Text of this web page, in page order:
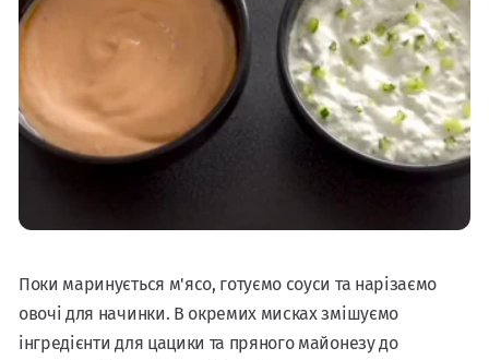
Поки маринується м'ясо, готуємо соуси та нарізаємо
овочі для начинки. В окремих мисках змішуємо
інгредієнти для цацики та пряного майонезу до